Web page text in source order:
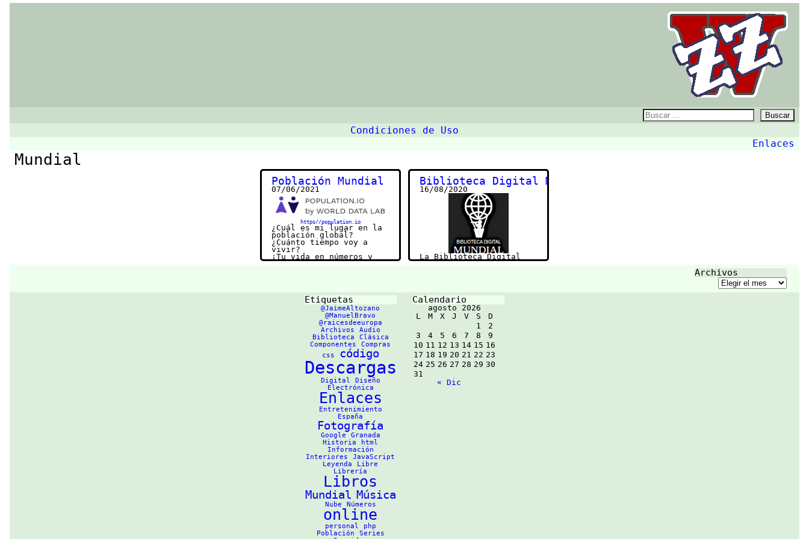
Buscar:
Condiciones de Uso
Enlaces
Mundial
Población Mundial
07/06/2021
https//population.io
¿Cuál es mi lugar en la
población global?
¿Cuánto tiempo voy a
vivir?
¡Tu vida en números y
fechas!
Biblioteca Digital Mundial
16/08/2020
La Biblioteca Digital
Mundial pone a
fundamentales de
culturas de todo el
mundo.
https://www.wdl.org/es/a
Archivos
Archivos
Etiquetas
@JaimeAltozano
@ManuelBravo
@raicesdeeuropa
Archivos
Audio
Biblioteca
Clásica
Componentes
Compras
css
código
Descargas
Digital
Diseño
Electrónica
Enlaces
Entretenimiento
España
Fotografía
Google
Granada
Historia
html
Información
Interiores
JavaScript
Leyenda
Libre
Librería
Libros
Mundial Música
Nube Números
online
personal
php
Población
Series
Calendario
agosto 2026
L
M X J V S
D
1
2
3
4 5 6 7 8
9
10 11 12 13 14 15 16
17 18 19 20 21 22 23
24 25 26 27 28 29 30
31
« Dic